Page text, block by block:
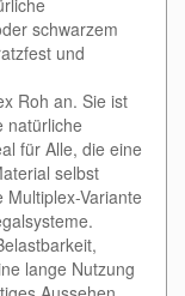
schwarzem
und
Roh an. Sie ist
natürliche
für Alle, die eine
selbst
Variante
lange Nutzung